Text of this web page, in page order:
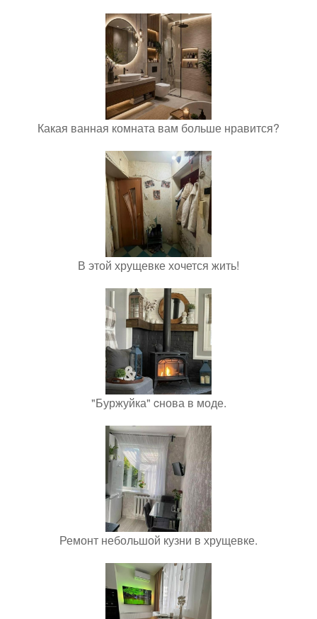
Какая ванная комната вам больше нравится?
В этой хрущевке хочется жить!
"Буржуйка" cнова в моде.
Ремонт небольшой кузни в хрущевке.